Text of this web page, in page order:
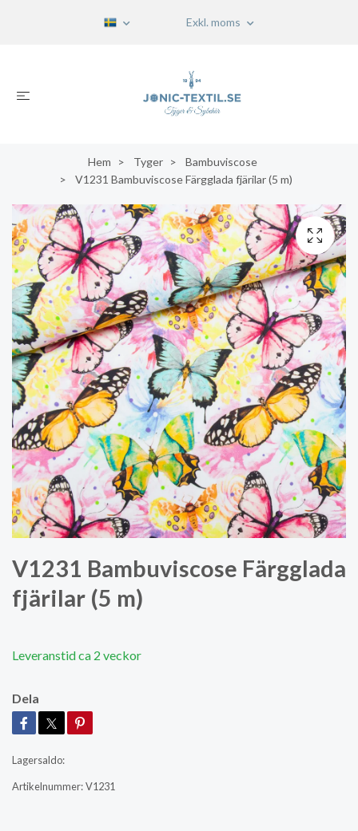
Exkl. moms
Hem Tyger
Bambuviscose
V1231 Bambuviscose Färgglada fjärilar (5 m)
V1231 Bambuviscose Färgglada
fjärilar (5 m)
Leveranstid ca 2 veckor
Dela
Lagersaldo:
Artikelnummer:V1231